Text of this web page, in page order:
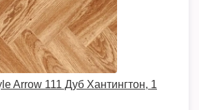
Arrow 111 Дуб Хантингтон, 1